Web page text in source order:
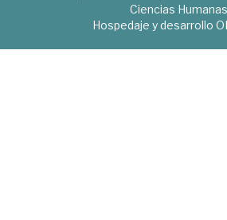
Ciencias Humanas
Hospedaje y desarrollo